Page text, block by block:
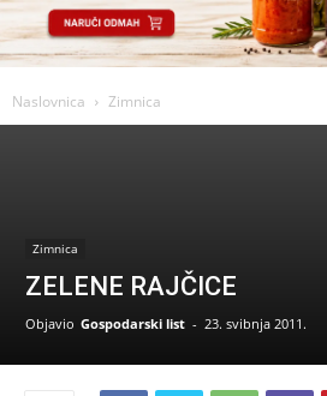
Naslovnica Zimnica
Zimnica
ZELENE RAJČICE
Objavio Gospodarski list - 23. svibnja 2011.